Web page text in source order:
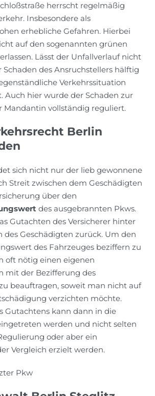
herrscht regelmäßig
Insbesondere als
erhebliche Gefahren. Hierbei
auf den sogenannten grünen
Lässt der Unfallverlauf nicht
Schaden des Ansruchstellers hälftig
Verkehrssituation
Auch hier wurde der Schaden zur
Mandantin vollständig reguliert.
Berlin
sich nicht nur der lieb gewonnene
Streit zwischen dem Geschädigten
über den
des ausgebrannten Pkws.
Gutachten des Versicherer hinter
des Geschädigten zurück. Um den
des Fahrzeuges beziffern zu
oft nötig einen eigenen
mit der Bezifferung des
beauftragen, soweit man nicht auf
verzichten möchte.
Gutachtens kann dann in die
werden und nicht selten
oder aber ein
Vergleich erzielt werden.